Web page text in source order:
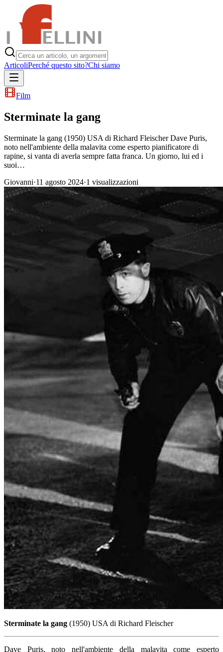
ArticoliPerché questo sito?Chi siamo
Film
Sterminate la gang
Sterminate la gang (1950) USA di Richard Fleischer Dave Puris,
noto nell'ambiente della malavita come esperto pianificatore di
rapine, si vanta di averla sempre fatta franca. Un giorno, lui ed i
suoi…
Giovanni·11 agosto 2024·1 visualizzazioni
Sterminate la gang (1950) USA di Richard Fleischer
Dave Puris, noto nell'ambiente della malavita come esperto